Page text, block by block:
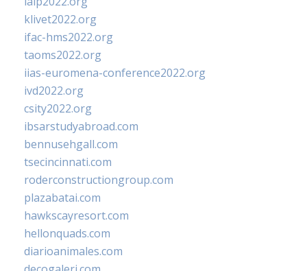
klivet2022.org
ifac-hms2022.org
taoms2022.org
iias-euromena-conference2022.org
ivd2022.org
csity2022.org
ibsarstudyabroad.com
bennusehgall.com
tsecincinnati.com
roderconstructiongroup.com
plazabatai.com
hawkscayresort.com
hellonquads.com
diarioanimales.com